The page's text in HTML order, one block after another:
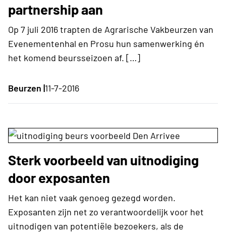
partnership aan
Op 7 juli 2016 trapten de Agrarische Vakbeurzen van
Evenementenhal en Prosu hun samenwerking én
het komend beursseizoen af. […]
Beurzen |11-7-2016
Sterk voorbeeld van uitnodiging
door exposanten
Het kan niet vaak genoeg gezegd worden.
Exposanten zijn net zo verantwoordelijk voor het
uitnodigen van potentiële bezoekers, als de